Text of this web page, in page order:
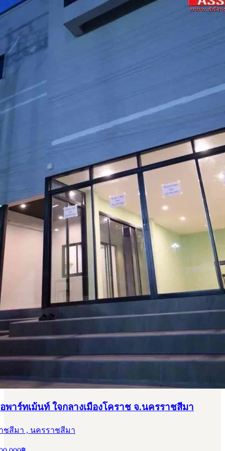
พาร์ทเม้นท์ ใจกลางเมืองโคราช จ.นครราชสีมา
ชสีมา , นครราชสีมา